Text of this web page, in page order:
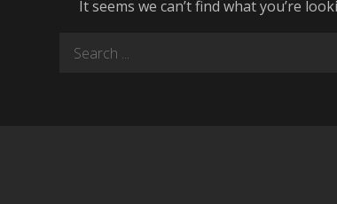
It seems we can’t find what you’re
Search